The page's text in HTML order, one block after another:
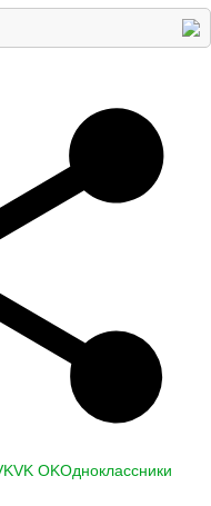
VK OKОдноклассники